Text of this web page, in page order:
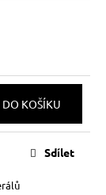
DO KOŠÍKU
Sdílet